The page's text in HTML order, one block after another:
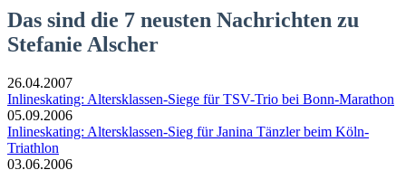
Das sind die 7 neusten Nachrichten zu
Stefanie Alscher
26.04.2007
Inlineskating: Altersklassen-Siege für TSV-Trio bei Bonn-Marathon
05.09.2006
Inlineskating: Altersklassen-Sieg für Janina Tänzler beim Köln-
Triathlon
03.06.2006